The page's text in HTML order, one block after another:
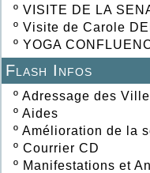
º VISITE DE LA
º Visite de Carole
º YOGA
Flash Infos
º Adressage des
º Aides
º Amélioration de la
º Courrier CD
º Manifestations et